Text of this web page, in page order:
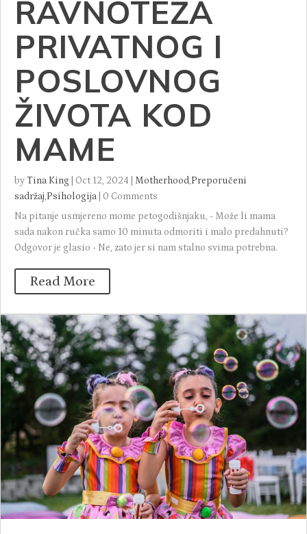
RAVNOTEŽA
PRIVATNOG I
POSLOVNOG
ŽIVOTA KOD
MAME
byTina King Oct 12, 2024 Motherhood,Preporučeni
sadržaj,Psihologija
0 Comments
Na pitanje usmjereno mome petogodišnjaku, - Može li mama
sada nakon ručka samo 10 minuta odmoriti i malo predahnuti?
Odgovor je glasio - Ne, zato jer si nam stalno svima potrebna.
Read More